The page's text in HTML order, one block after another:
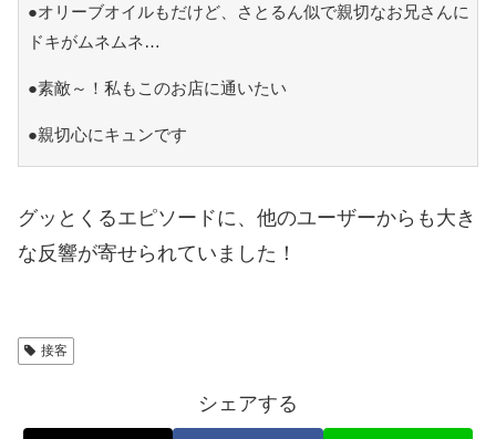
●オリーブオイルもだけど、さとるん似で親切なお兄さんに
ドキがムネムネ…
●素敵～！私もこのお店に通いたい
●親切心にキュンです
グッとくるエピソードに、他のユーザーからも大き
な反響が寄せられていました！
接客
シェアする